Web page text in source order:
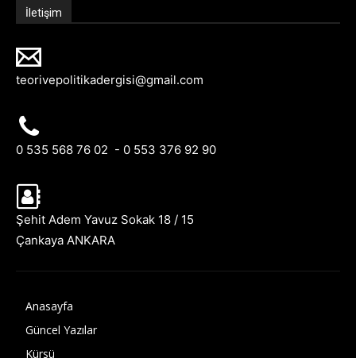
İletişim
teorivepolitikadergisi@gmail.com
0 535 568 76 02 - 0 553 376 92 90
Şehit Adem Yavuz Sokak 18 / 15
Çankaya ANKARA
Anasayfa
Güncel Yazılar
Kürsü